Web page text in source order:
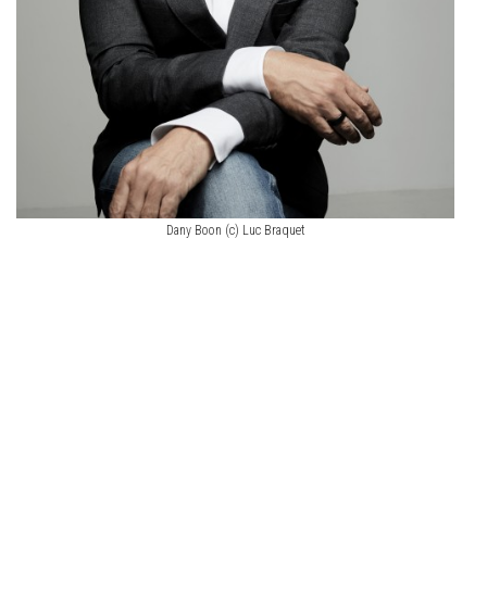
Dany Boon (c) Luc Braquet